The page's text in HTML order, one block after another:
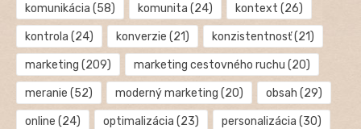
komunikácia (58) komunita (24) kontext (26)
kontrola (24) konverzie (21) konzistentnosť(21)
marketing (209) marketing cestovného ruchu (20)
meranie (52) moderný marketing (20) obsah (29)
online (24) optimalizácia (23) personalizácia (30)